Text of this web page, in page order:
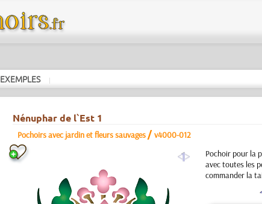
EXEMPLES |
Nénuphar de l`Est 1
Pochoirs avec jardin et fleurs sauvages /v4000-012
a
Pochoir pour la
avec toutes les
commander la